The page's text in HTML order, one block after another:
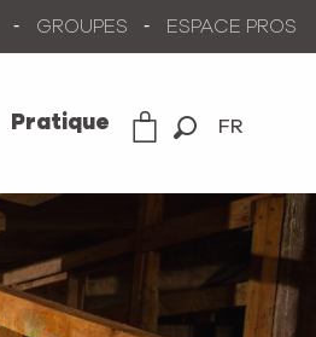
FR
GROUPES ESPACE PROS
Pratique